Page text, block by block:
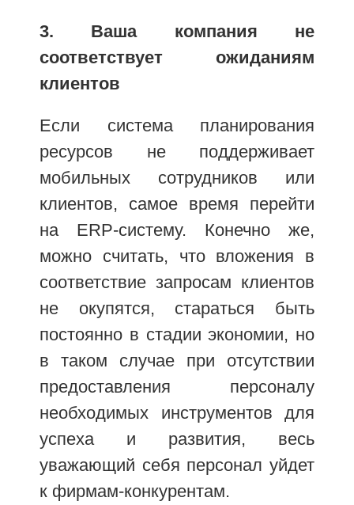
3. Ваша компания не
соответствует ожиданиям
клиентов
Если система планирования
ресурсов не поддерживает
мобильных сотрудников или
клиентов, самое время перейти
на ERP-систему. Конечно же,
можно считать, что вложения в
соответствие запросам клиентов
не окупятся, стараться быть
постоянно в стадии экономии, но
в таком случае при отсутствии
предоставления персоналу
необходимых инструментов для
успеха и развития, весь
уважающий себя персонал уйдет
к фирмам-конкурентам.